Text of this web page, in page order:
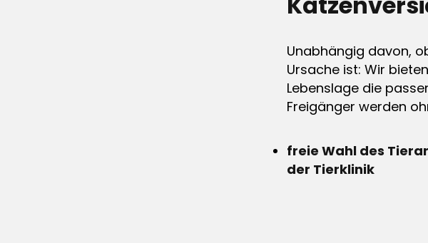
Unabhängig davon,
Ursache ist: Wir
Lebenslage die
Freigänger werden
freie Wahl des
der Tierklinik